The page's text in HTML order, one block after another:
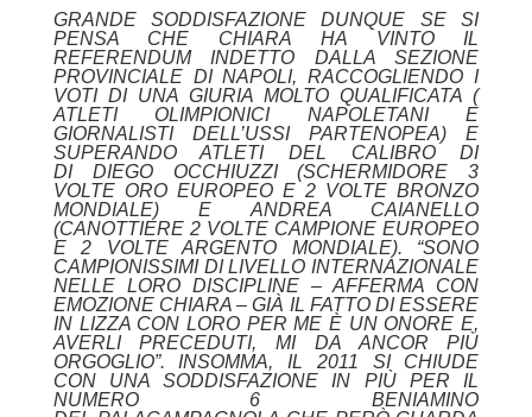
GRANDE SODDISFAZIONE DUNQUE SE SI
PENSA CHE CHIARA HA VINTO IL
REFERENDUM INDETTO DALLA SEZIONE
PROVINCIALE DI NAPOLI, RACCOGLIENDO I
VOTI DI UNA GIURIA MOLTO QUALIFICATA (
ATLETI OLIMPIONICI NAPOLETANI E
GIORNALISTI DELL’USSI PARTENOPEA) E
SUPERANDO ATLETI DEL CALIBRO DI
DI DIEGO OCCHIUZZI(SCHERMIDORE 3
VOLTE ORO EUROPEO E 2 VOLTE BRONZO
MONDIALE) EANDREA CAIANELLO
(CANOTTIERE 2 VOLTE CAMPIONE EUROPEO
E 2 VOLTE ARGENTO MONDIALE). “SONO
CAMPIONISSIMI DI LIVELLO INTERNAZIONALE
NELLE LORO DISCIPLINE – AFFERMA CON
EMOZIONE CHIARA – GIÀ IL FATTO DI ESSERE
IN LIZZA CON LORO PER ME È UN ONORE E,
AVERLI PRECEDUTI, MI DA ANCOR PIÙ
ORGOGLIO”. INSOMMA, IL 2011 SI CHIUDE
CON UNA SODDISFAZIONE IN PIÙ PER IL
NUMERO 6 BENIAMINO